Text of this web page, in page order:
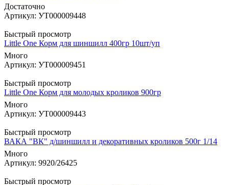
Достаточно
Артикул: УТ000009448
Быстрый просмотр
Little One Корм для шиншилл 400гр 10шт/уп
Много
Артикул: УТ000009451
Быстрый просмотр
Little One Корм для молодых кроликов 900гр
Много
Артикул: УТ000009443
Быстрый просмотр
ВАКА "ВК" д/шиншилл и декоративных кроликов 500г 1/14
Много
Артикул: 9920/26425
Быстрый просмотр